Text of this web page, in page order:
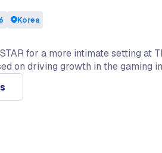
Korea
for a more intimate setting at
on driving growth in the gaming